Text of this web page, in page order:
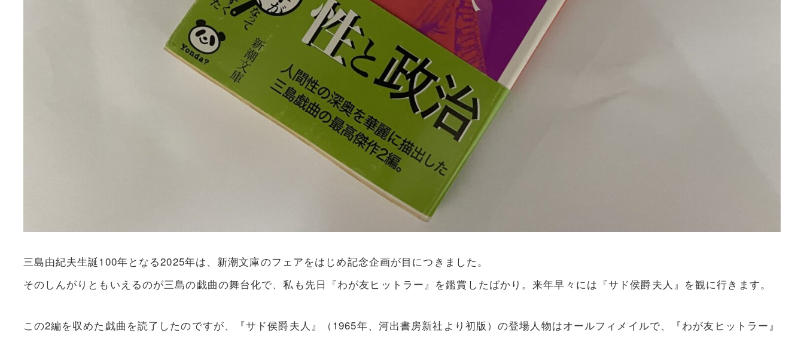
三島由紀夫生誕100年となる2025年は、新潮文庫のフェアをはじめ記念企画が目につきました。
そのしんがりともいえるのが三島の戯曲の舞台化で、私も先日『わが友ヒットラー』を鑑賞したばかり。来年早々には『サド侯爵夫人』を観に行きます。
この2編を収めた戯曲を読了したのですが、『サド侯爵夫人』（1965年、河出書房新社より初版）の登場人物はオールフィメイルで、『わが友ヒットラー』